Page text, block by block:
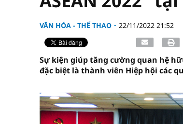
VĂN HÓA - THỂ THAO 22/11/2022 21:52
Sự kiện giúp tăng cường quan hệ
đặc biệt là thành viên Hiệp hội các